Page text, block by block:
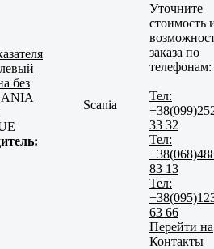
без
Scania
Уточните
стоимость
заказа по
телефонам:
Тел:
33 32
Тел:
83 13
Тел:
63 66
Перейти на
Контакты